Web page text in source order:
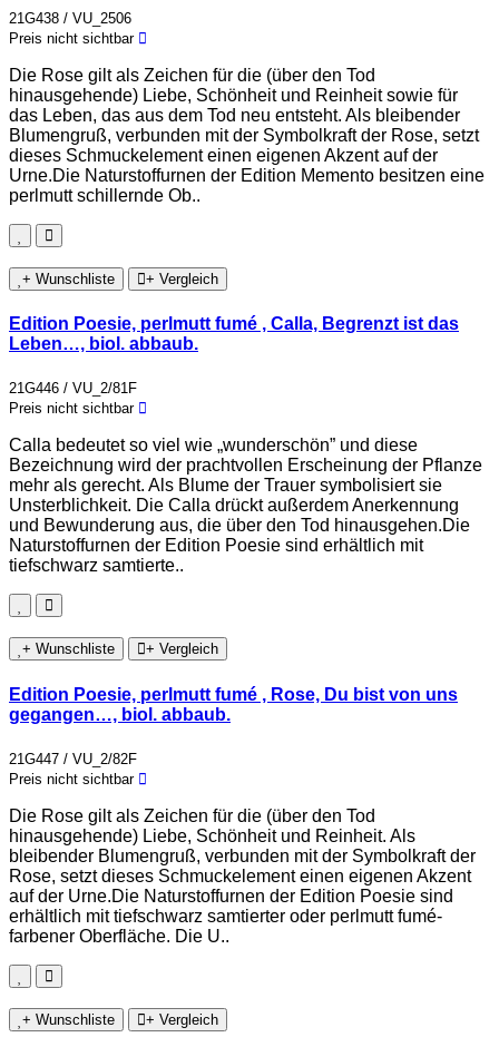
21G438 / VU_2506
Preis nicht sichtbar
Die Rose gilt als Zeichen für die (über den Tod
hinausgehende) Liebe, Schönheit und Reinheit sowie für
das Leben, das aus dem Tod neu entsteht. Als bleibender
Blumengruß, verbunden mit der Symbolkraft der Rose, setzt
dieses Schmuckelement einen eigenen Akzent auf der
Urne.Die Naturstoffurnen der Edition Memento besitzen eine
perlmutt schillernde Ob..
+ Wunschliste + Vergleich
Edition Poesie, perlmutt fumé , Calla, Begrenzt ist das
Leben…, biol. abbaub.
21G446 / VU_2/81F
Preis nicht sichtbar
Calla bedeutet so viel wie „wunderschön” und diese
Bezeichnung wird der prachtvollen Erscheinung der Pflanze
mehr als gerecht. Als Blume der Trauer symbolisiert sie
Unsterblichkeit. Die Calla drückt außerdem Anerkennung
und Bewunderung aus, die über den Tod hinausgehen.Die
Naturstoffurnen der Edition Poesie sind erhältlich mit
tiefschwarz samtierte..
+ Wunschliste + Vergleich
Edition Poesie, perlmutt fumé , Rose, Du bist von uns
gegangen…, biol. abbaub.
21G447 / VU_2/82F
Preis nicht sichtbar
Die Rose gilt als Zeichen für die (über den Tod
hinausgehende) Liebe, Schönheit und Reinheit. Als
bleibender Blumengruß, verbunden mit der Symbolkraft der
Rose, setzt dieses Schmuckelement einen eigenen Akzent
auf der Urne.Die Naturstoffurnen der Edition Poesie sind
erhältlich mit tiefschwarz samtierter oder perlmutt fumé-
farbener Oberfläche. Die U..
+ Wunschliste + Vergleich